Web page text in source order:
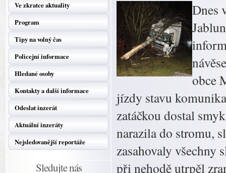
Ve zkratce aktuality
Program
Tipy na volný čas
Policejní informace
Hledané osoby
Kontakty a další informace
Odeslat inzerát
Aktuální inzeráty
Nejsledovanější reportáže
Sledujte nás
Dnes
obce
jízdy stavu
zatáčkou dostal
narazila do stromu,
zasahovaly všechny
při nehodě utrpěl